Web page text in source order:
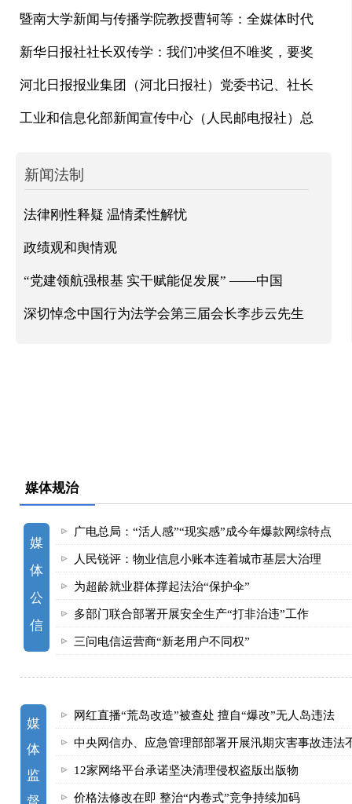
暨南大学新闻与传播学院教授曹轲等：全媒体时代
新华日报社社长双传学：我们冲奖但不唯奖，要奖
河北日报报业集团（河北日报社）党委书记、社长
工业和信息化部新闻宣传中心（人民邮电报社）总
新闻法制
法律刚性释疑 温情柔性解忧
政绩观和舆情观
“党建领航强根基 实干赋能促发展” ——中国
深切悼念中国行为法学会第三届会长李步云先生
广电总局：“活人感”“现实感”成今年爆款网综特点
人民锐评：物业信息小账本连着城市基层大治理
为超龄就业群体撑起法治“保护伞”
多部门联合部署开展安全生产“打非治违”工作
三问电信运营商“新老用户不同权”
媒
体
公
信
媒体规治
媒
体
监
网红直播“荒岛改造”被查处 擅自“爆改”无人岛违法
中央网信办、应急管理部部署开展汛期灾害事故违法
12家网络平台承诺坚决清理侵权盗版出版物
价格法修改在即 整治“内卷式”竞争持续加码